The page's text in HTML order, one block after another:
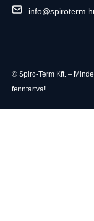
© Spiro-Term Kft. –
fenntartva!